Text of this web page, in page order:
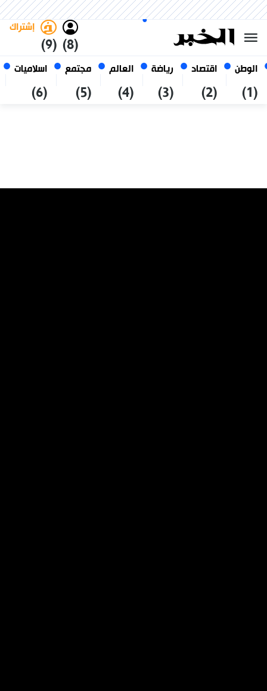
الوطن
(1)
اقتصاد
(2)
رياضة
(3)
العالم
(4)
مجتمع
(5)
اسلاميات
(6)
(8)
إشتراك
(9)
06 أغسطس 2026
الجزائر